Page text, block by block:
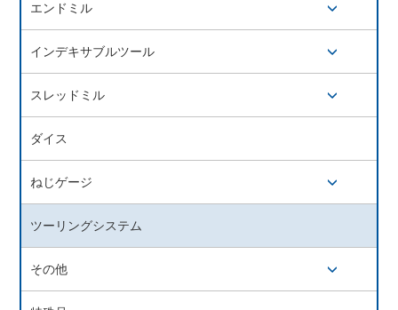
エンドミル
インデキサブルツール
スレッドミル
ダイス
ねじゲージ
ツーリングシステム
その他